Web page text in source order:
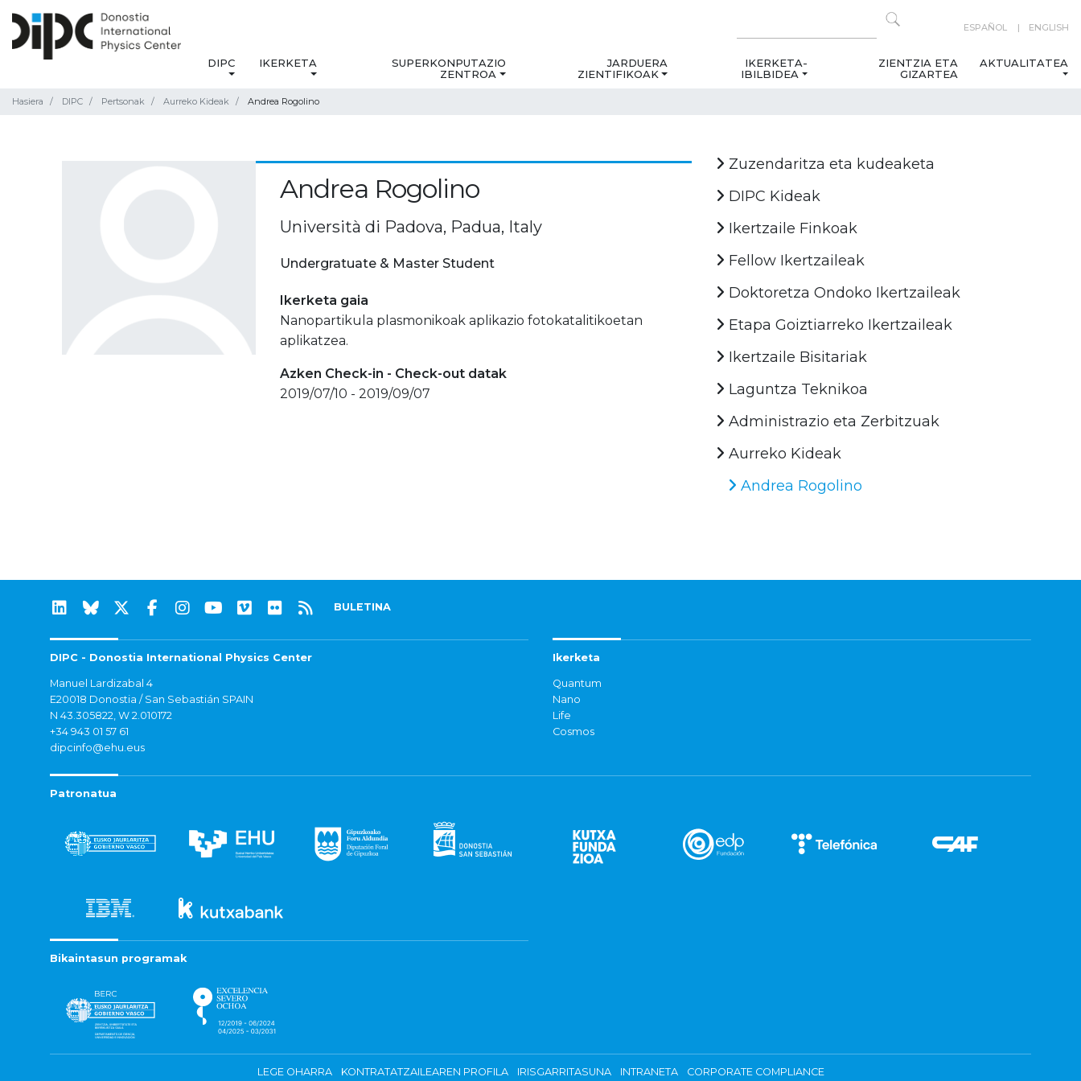
ESPAÑOL ENGLISH
DIPC IKERKETA
SUPERKONPUTAZIO
ZENTROA
JARDUERA
ZIENTIFIKOAK
IKERKETA-
IBILBIDEA
ZIENTZIA ETA
GIZARTEA
AKTUALITATEA
Hasiera DIPC Pertsonak Aurreko Kideak Andrea Rogolino
Andrea Rogolino
Università di Padova, Padua, Italy
Undergratuate & Master Student
Ikerketa gaia
Nanopartikula plasmonikoak aplikazio fotokatalitikoetan
aplikatzea.
Azken Check-in - Check-out datak
2019/07/10 - 2019/09/07
Zuzendaritza eta kudeaketa
DIPC Kideak
Ikertzaile Finkoak
Fellow Ikertzaileak
Doktoretza Ondoko Ikertzaileak
Etapa Goiztiarreko Ikertzaileak
Ikertzaile Bisitariak
Laguntza Teknikoa
Administrazio eta Zerbitzuak
Aurreko Kideak
Andrea Rogolino
BULETINA
DIPC - Donostia International Physics Center
Manuel Lardizabal 4
E20018 Donostia / San Sebastián SPAIN
N 43.305822, W 2.010172
+34 943 01 57 61
dipcinfo@ehu.eus
Ikerketa
Quantum
Nano
Life
Cosmos
Patronatua
Bikaintasun programak
LEGE OHARRA KONTRATATZAILEAREN PROFILA IRISGARRITASUNA INTRANETA CORPORATE COMPLIANCE